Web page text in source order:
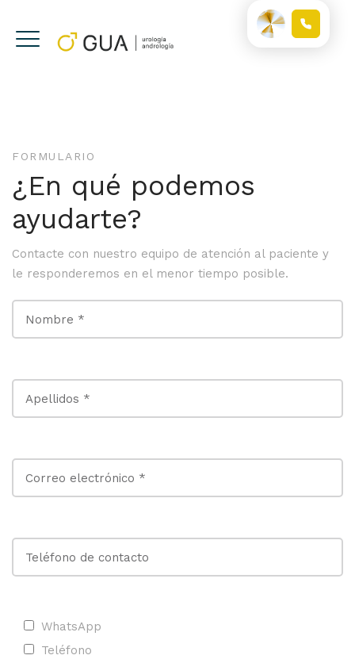
FORMULARIO
¿En qué podemos
ayudarte?
Contacte con nuestro equipo de atención al paciente y
le responderemos en el menor tiempo posible.
WhatsApp
Teléfono